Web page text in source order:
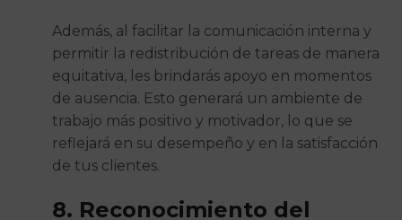
Además, al facilitar la comunicación interna y
permitir la redistribución de tareas de manera
equitativa, les brindarás apoyo en momentos
de ausencia. Esto generará un ambiente de
trabajo más positivo y motivador, lo que se
reflejará en su desempeño y en la satisfacción
de tus clientes.
8. Reconocimiento del